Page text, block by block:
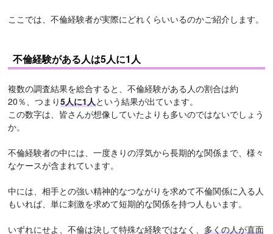
ここでは、不倫経験者が実際にどれくらいいるのかご紹介します。
不倫経験がある人は5人に1人
複数の調査結果を総合すると、不倫経験がある人の割合は約
20％、つまり5人に1人という結果が出ています。
この数字は、皆さんが想像していたよりも多いのではないでしょう
か。
不倫経験者の中には、一度きりの浮気から長期的な関係まで、様々
なケースが含まれています。
中には、相手との強い精神的なつながりを求めて不倫関係に入る人
もいれば、単に刺激を求めて短期的な関係を持つ人もいます。
いずれにせよ、不倫は決して特殊な経験ではなく、多くの人が直面